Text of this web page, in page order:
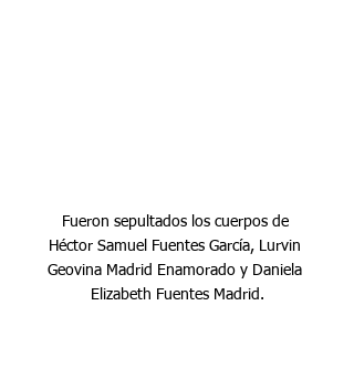
Fueron sepultados los cuerpos de
Héctor Samuel Fuentes García, Lurvin
Geovina Madrid Enamorado y Daniela
Elizabeth Fuentes Madrid.